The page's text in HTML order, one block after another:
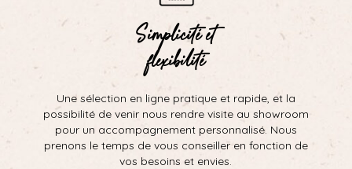
Simplicité et
flexibilité
Une sélection en ligne pratique et rapide, et la
possibilité de venir nous rendre visite au showroom
pour un accompagnement personnalisé. Nous
prenons le temps de vous conseiller en fonction de
vos besoins et envies.